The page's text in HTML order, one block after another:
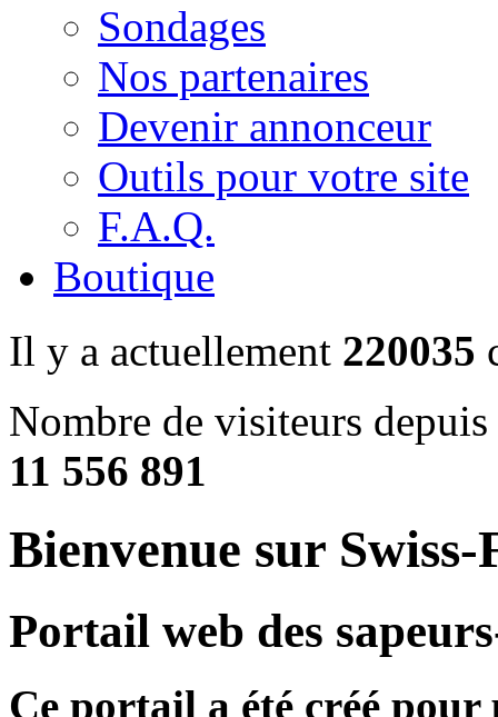
Sondages
Nos partenaires
Devenir annonceur
Outils pour votre site
F.A.Q.
Boutique
Il y a actuellement 220035
Nombre de visiteurs
11 556 891
Bienvenue sur
Portail web des
Ce portail a été créé